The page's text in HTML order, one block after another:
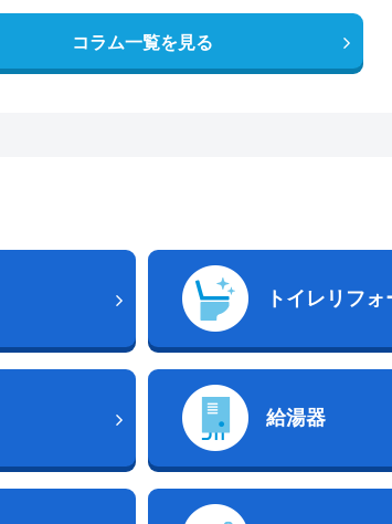
コラム一覧を見る
トイレリフォ
給湯器